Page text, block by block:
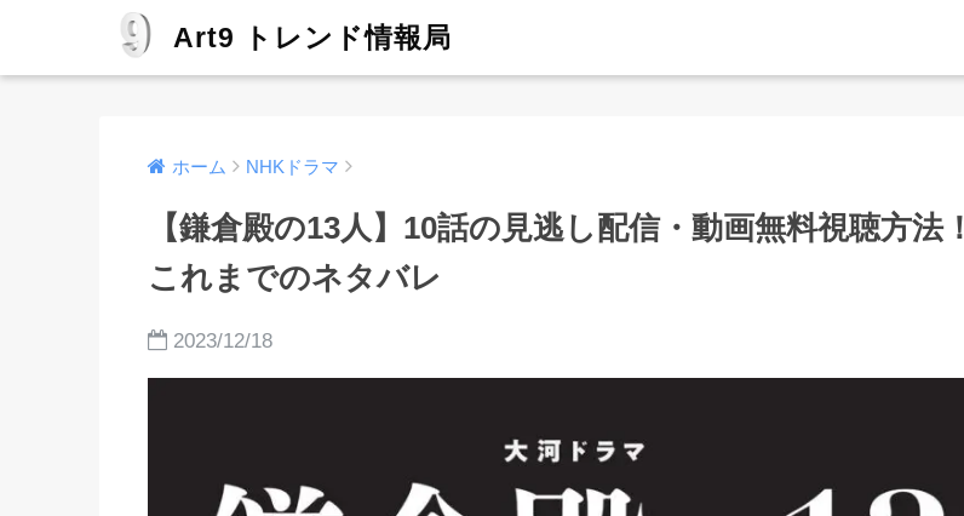
Art9 トレンド情報局
ホーム NHKドラマ
【鎌倉殿の13人】10話の見逃し配信・動画無料視聴方法！
これまでのネタバレ
2023/12/18